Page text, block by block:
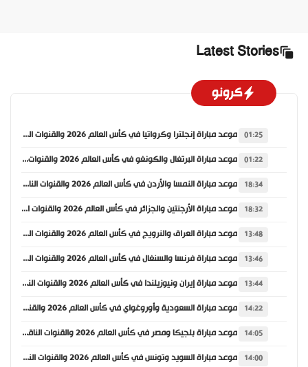
Latest Stories
كرونو
01:25 موعد مباراة إنجلترا وكرواتيا في كأس العالم 2026 والقنوات الناقلة
01:22 موعد مباراة البرتغال والكونغو في كأس العالم 2026 والقنوات الناقلة
18:34 موعد مباراة النمسا والأردن في كأس العالم 2026 والقنوات الناقلة
18:32 موعد مباراة الأرجنتين والجزائر في كأس العالم 2026 والقنوات الناقلة
13:48 موعد مباراة العراق والنرويج في كأس العالم 2026 والقنوات الناقلة
13:46 موعد مباراة فرنسا والسنغال في كأس العالم 2026 والقنوات الناقلة
13:44 موعد مباراة إيران ونيوزيلندا في كأس العالم 2026 والقنوات الناقلة
14:22 موعد مباراة السعودية وأوروغواي في كأس العالم 2026 والقنوات الناقلة
14:05 موعد مباراة بلجيكا ومصر في كأس العالم 2026 والقنوات الناقلة
14:00 موعد مباراة السويد وتونس في كأس العالم 2026 والقنوات الناقلة